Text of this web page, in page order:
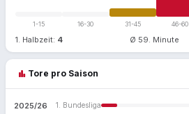
1-15 16-30 31-45 46-60
1. Halbzeit: 4 Ø 59. Minute
bar_chart Tore pro Saison
2025/26 1. Bundesliga